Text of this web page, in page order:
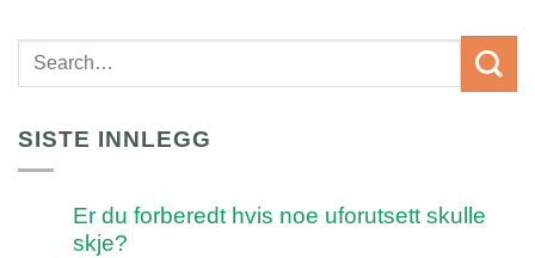
SISTE INNLEGG
Er du forberedt hvis noe uforutsett skulle
skje?